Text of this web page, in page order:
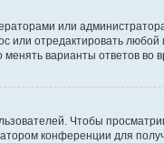
или
или отредактировать
варианты ответов во
Чтобы
конференции для